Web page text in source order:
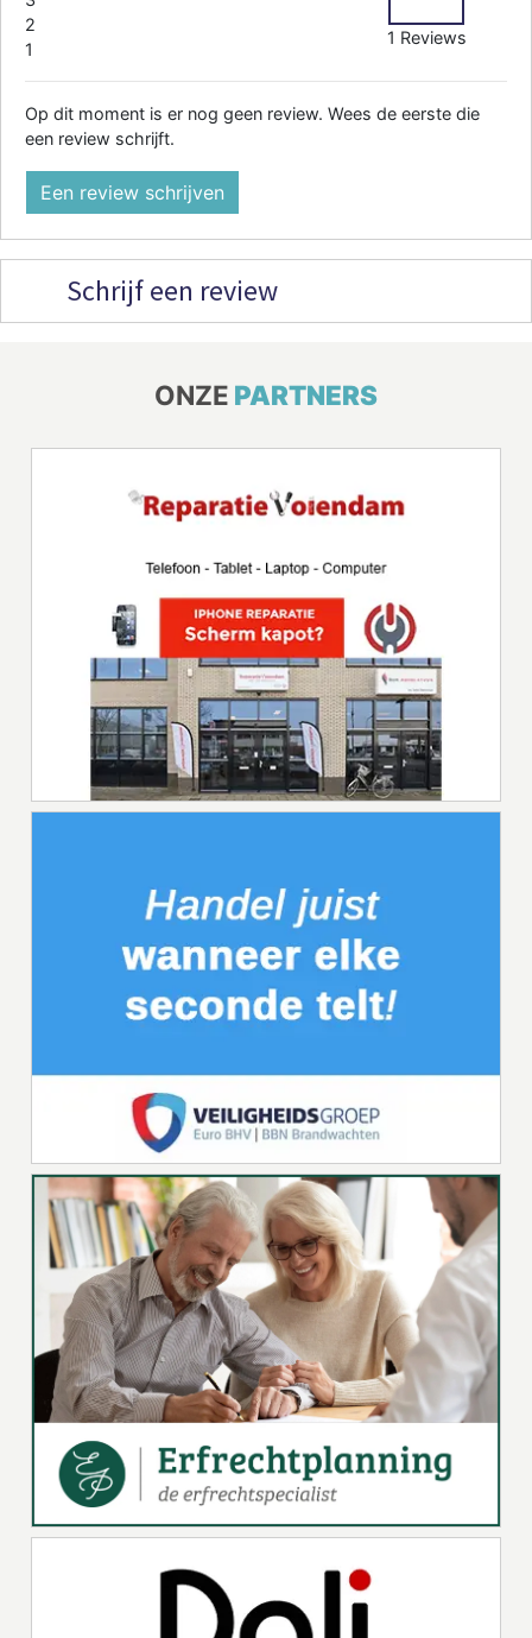
2
1
1 Reviews
Op dit moment is er nog geen review. Wees de eerste die
een review schrijft.
Een review schrijven
Schrijf een review
ONZE PARTNERS